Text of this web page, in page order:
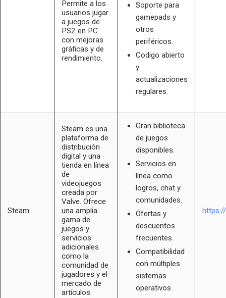
Permite a los
usuarios jugar
a juegos de
PS2 en PC
con mejoras
gráficas y de
rendimiento.
Soporte para
gamepads y
otros
periféricos.
Codigo abierto
y
actualizaciones
regulares.
Steam
Steam es una
plataforma de
distribución
digital y una
tienda en línea
de
videojuegos
creada por
Valve. Ofrece
una amplia
gama de
juegos y
servicios
adicionales
como la
comunidad de
jugadores y el
mercado de
artículos.
Gran biblioteca
de juegos
disponibles.
Servicios en
línea como
logros, chat y
comunidades.
Ofertas y
descuentos
frecuentes.
Compatibilidad
con múltiples
sistemas
operativos.